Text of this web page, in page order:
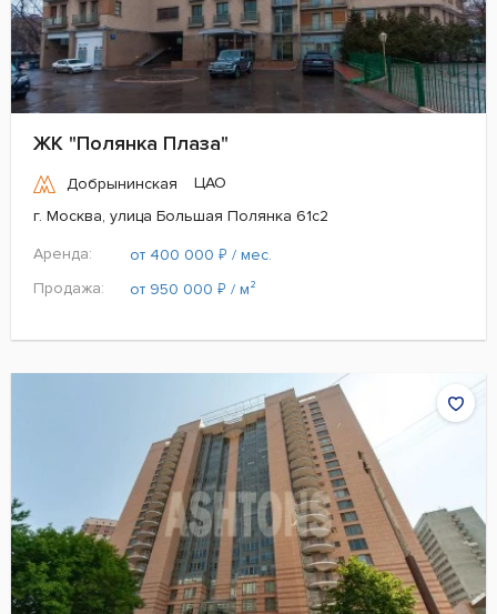
ЖК "Полянка Плаза"
Добрынинская
ЦАО
г. Москва, улица Большая Полянка 61с2
Аренда:
от 400 000 ₽ / мес.
Продажа:
от 950 000 ₽ / м²